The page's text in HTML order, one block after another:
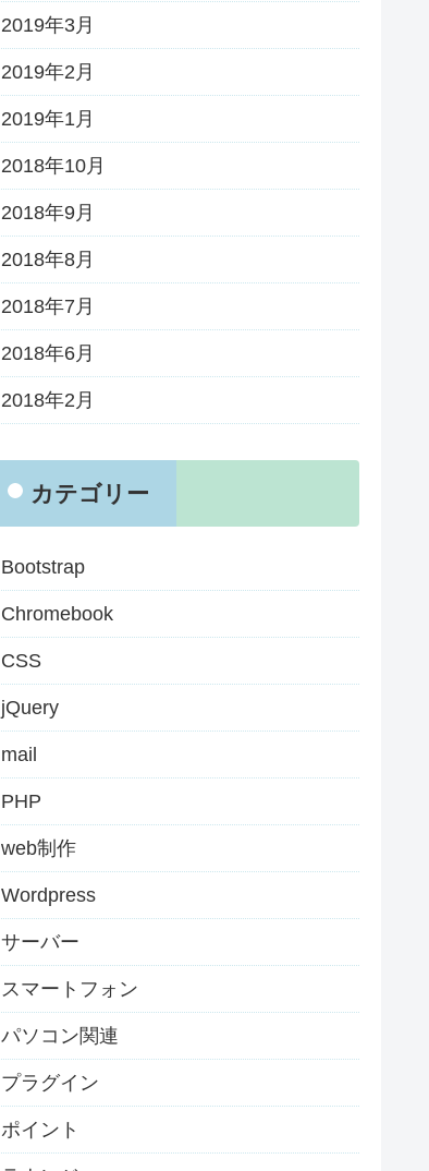
2019年3月
2019年2月
2019年1月
2018年10月
2018年9月
2018年8月
2018年7月
2018年6月
2018年2月
カテゴリー
Bootstrap
Chromebook
CSS
jQuery
mail
PHP
web制作
Wordpress
サーバー
スマートフォン
パソコン関連
プラグイン
ポイント